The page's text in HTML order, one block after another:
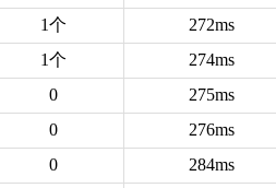
1个 272ms
1个 274ms
0 275ms
0 276ms
0 284ms